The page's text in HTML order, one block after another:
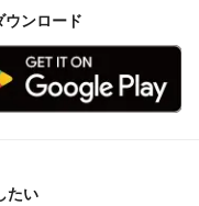
ンロード
たい